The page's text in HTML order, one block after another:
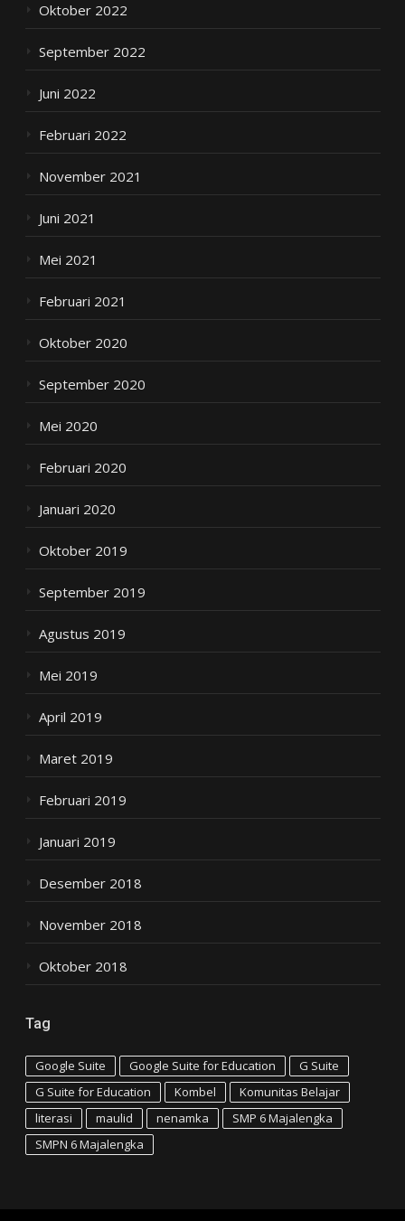
Oktober 2022
September 2022
Juni 2022
Februari 2022
November 2021
Juni 2021
Mei 2021
Februari 2021
Oktober 2020
September 2020
Mei 2020
Februari 2020
Januari 2020
Oktober 2019
September 2019
Agustus 2019
Mei 2019
April 2019
Maret 2019
Februari 2019
Januari 2019
Desember 2018
November 2018
Oktober 2018
Tag
Google Suite Google Suite for Education
G Suite
G Suite for Education
Kombel
Komunitas Belajar
literasi
maulid nenamka
SMP 6 Majalengka
SMPN 6 Majalengka